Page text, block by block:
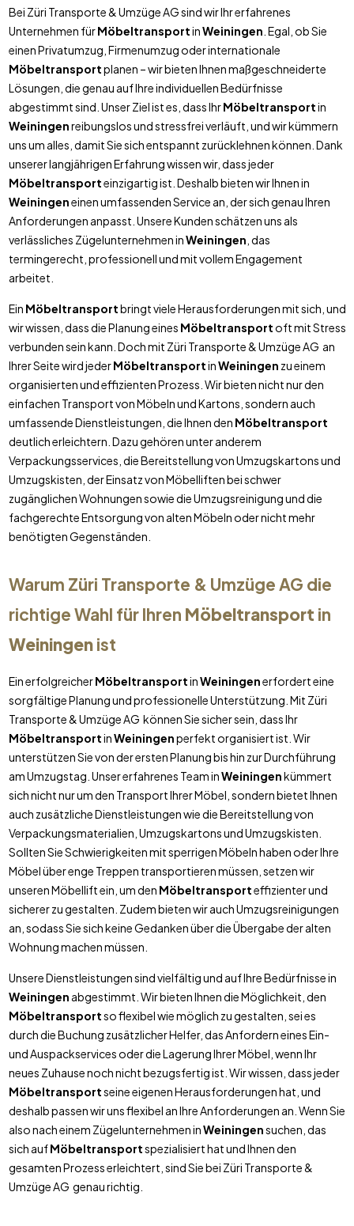
Bei Züri Transporte & Umzüge AG sind wir Ihr erfahrenes
Unternehmen fürMöbeltransportinWeiningen . Egal, ob Sie
einen Privatumzug, Firmenumzug oder internationale
Möbeltransportplanen – wir bieten Ihnen maßgeschneiderte
Lösungen, die genau auf Ihre individuellen Bedürfnisse
abgestimmt sind. Unser Ziel ist es, dass IhrMöbeltransportin
Weiningenreibungslos und stressfrei verläuft, und wir kümmern
uns um alles, damit Sie sich entspannt zurücklehnen können. Dank
unserer langjährigen Erfahrung wissen wir, dass jeder
Möbeltransporteinzigartig ist. Deshalb bieten wir Ihnen in
Weiningeneinen umfassenden Service an, der sich genau Ihren
Anforderungen anpasst. Unsere Kunden schätzen uns als
verlässliches Zügelunternehmen inWeiningen , das
termingerecht, professionell und mit vollem Engagement
arbeitet.
Ein Möbeltransportbringt viele Herausforderungen mit sich, und
wir wissen, dass die Planung eines Möbeltransportoft mit Stress
verbunden sein kann. Doch mit Züri Transporte & Umzüge AG an
Ihrer Seite wird jederMöbeltransportinWeiningen zu einem
organisierten und effizienten Prozess. Wir bieten nicht nur den
einfachen Transport von Möbeln und Kartons, sondern auch
umfassende Dienstleistungen, die Ihnen den Möbeltransport
deutlich erleichtern. Dazu gehören unter anderem
Verpackungsservices, die Bereitstellung von Umzugskartons und
Umzugskisten, der Einsatz von Möbelliften bei schwer
zugänglichen Wohnungen sowie die Umzugsreinigung und die
fachgerechte Entsorgung von alten Möbeln oder nicht mehr
benötigten Gegenständen.
Warum Züri Transporte & Umzüge AG die
richtige Wahl für Ihren Möbeltransport in
Weiningenist
Ein erfolgreicherMöbeltransportinWeiningenerfordert eine
sorgfältige Planung und professionelle Unterstützung. Mit Züri
Transporte & Umzüge AG können Sie sicher sein, dass Ihr
MöbeltransportinWeiningenperfekt organisiert ist. Wir
unterstützen Sie von der ersten Planung bis hin zur Durchführung
am Umzugstag. Unser erfahrenes Team inWeiningenkümmert
sich nicht nur um den Transport Ihrer Möbel, sondern bietet Ihnen
auch zusätzliche Dienstleistungen wie die Bereitstellung von
Verpackungsmaterialien, Umzugskartons und Umzugskisten.
Sollten Sie Schwierigkeiten mit sperrigen Möbeln haben oder Ihre
Möbel über enge Treppen transportieren müssen, setzen wir
unseren Möbellift ein, um den Möbeltransporteffizienter und
sicherer zu gestalten. Zudem bieten wir auch Umzugsreinigungen
an, sodass Sie sich keine Gedanken über die Übergabe der alten
Wohnung machen müssen.
Unsere Dienstleistungen sind vielfältig und auf Ihre Bedürfnisse in
Weiningen abgestimmt. Wir bieten Ihnen die Möglichkeit, den
Möbeltransportso flexibel wie möglich zu gestalten, sei es
durch die Buchung zusätzlicher Helfer, das Anfordern eines Ein-
und Auspackservices oder die Lagerung Ihrer Möbel, wenn Ihr
neues Zuhause noch nicht bezugsfertig ist. Wir wissen, dass jeder
Möbeltransportseine eigenen Herausforderungen hat, und
deshalb passen wir uns flexibel an Ihre Anforderungen an. Wenn Sie
also nach einem Zügelunternehmen inWeiningensuchen, das
sich aufMöbeltransportspezialisiert hat und Ihnen den
gesamten Prozess erleichtert, sind Sie bei Züri Transporte &
Umzüge AG genau richtig.